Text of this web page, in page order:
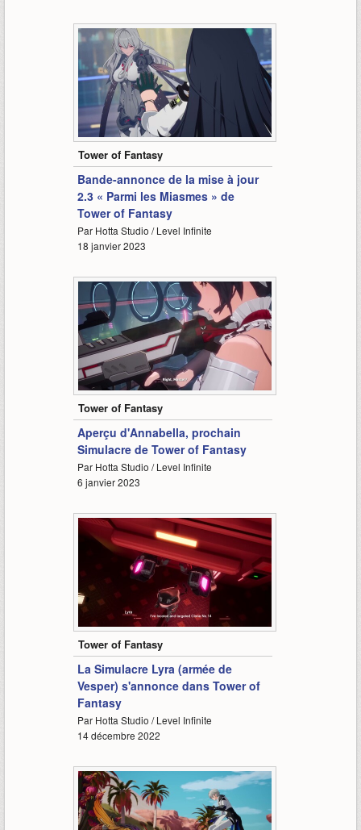
1:57
Tower of Fantasy
Bande-annonce de la mise à jour
2.3 « Parmi les Miasmes » de
Tower of Fantasy
Par Hotta Studio / Level Infinite
18 janvier 2023
1:43
Tower of Fantasy
Aperçu d'Annabella, prochain
Simulacre de Tower of Fantasy
Par Hotta Studio / Level Infinite
6 janvier 2023
Tower of Fantasy
La Simulacre Lyra (armée de
Vesper) s'annonce dans Tower of
Fantasy
Par Hotta Studio / Level Infinite
14 décembre 2022